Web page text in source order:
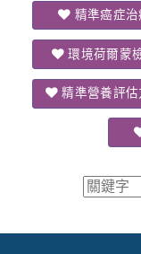
精準癌症治
環境荷爾蒙
精準營養評估